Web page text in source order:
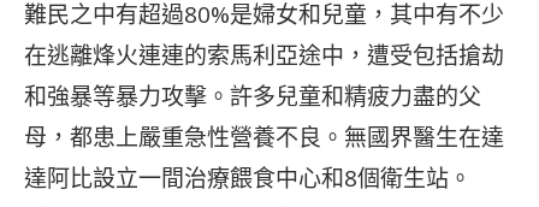
難民之中有超過80%是婦女和兒童，其中有不少
在逃離烽火連連的索馬利亞途中，遭受包括搶劫
和強暴等暴力攻擊。許多兒童和精疲力盡的父
母，都患上嚴重急性營養不良。無國界醫生在達
達阿比設立一間治療餵食中心和8個衛生站。